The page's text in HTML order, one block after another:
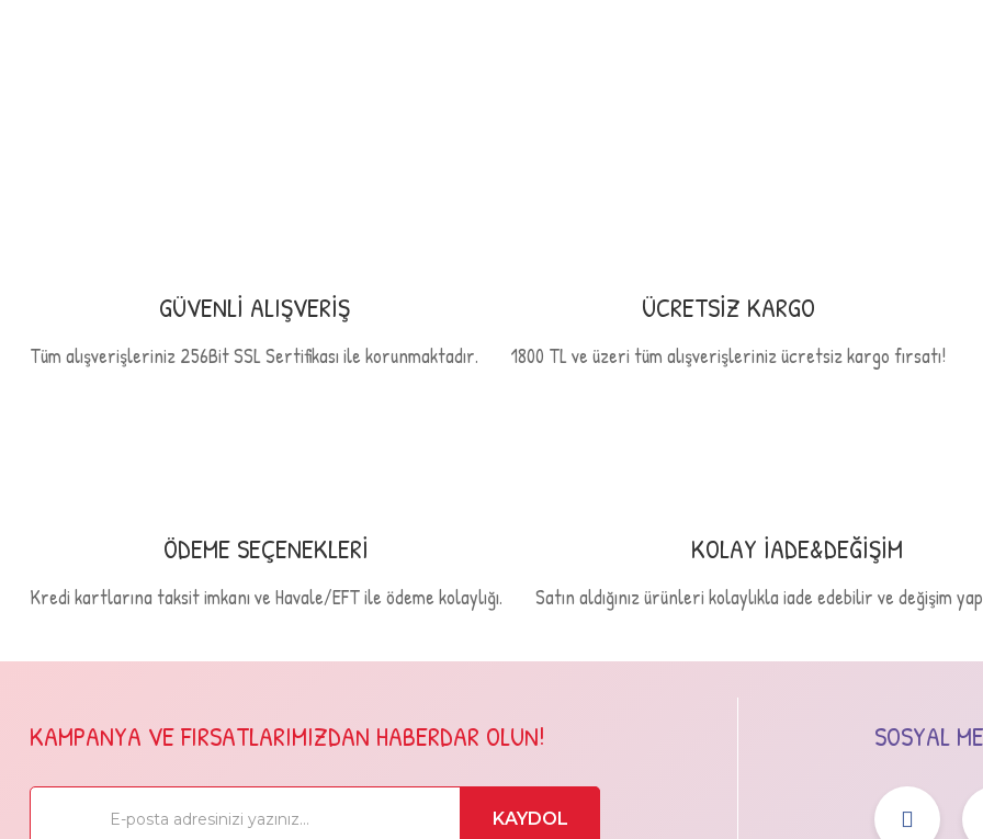
Bu ürüne benzer farklı alternatifler olmalı.
GÜVENLİ ALIŞVERİŞ
Tüm alışverişleriniz 256Bit SSL Sertifikası ile korunmaktadır.
ÜCRETSİZ KARGO
1800 TL ve üzeri tüm alışverişleriniz ücretsiz kargo fırsatı!
ÖDEME SEÇENEKLERİ
Kredi kartlarına taksit imkanı ve Havale/EFT ile ödeme kolaylığı.
KOLAY İADE&DEĞİŞİM
Satın aldığınız ürünleri kolaylıkla iade edebilir ve değişim
KAMPANYA VE FIRSATLARIMIZDAN HABERDAR OLUN!
KAYDOL
SOSYAL